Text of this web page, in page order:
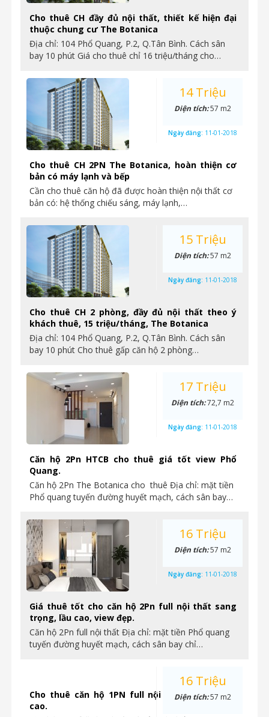
Cho thuê CH đầy đủ nội thất, thiết kế hiện đại
thuộc chung cư The Botanica
Địa chỉ: 104 Phổ Quang, P.2, Q.Tân Bình. Cách sân
bay 10 phút Giá cho thuê chỉ 16 triệu/tháng cho…
Cho thuê CH 2PN The Botanica, hoàn thiện cơ
bản có máy lạnh và bếp
Cần cho thuê căn hộ đã được hoàn thiện nội thất cơ
bản có: hệ thống chiếu sáng, máy lạnh,…
14 Triệu
Diện tích:57 m2
Ngày đăng: 11-01-2018
Cho thuê CH 2 phòng, đầy đủ nội thất theo ý
khách thuê, 15 triệu/tháng, The Botanica
Địa chỉ: 104 Phổ Quang, P.2, Q.Tân Bình. Cách sân
bay 10 phút Cho thuê gấp căn hộ 2 phòng…
15 Triệu
Diện tích:57 m2
Ngày đăng: 11-01-2018
Căn hộ 2Pn HTCB cho thuê giá tốt view Phổ
Quang.
Căn hộ 2Pn The Botanica cho thuê Địa chỉ: mặt tiền
Phổ quang tuyến đường huyết mạch, cách sân bay…
17 Triệu
Diện tích:72,7 m2
Ngày đăng: 11-01-2018
Giá thuê tốt cho căn hộ 2Pn full nội thất sang
trọng, lầu cao, view đẹp.
Căn hộ 2Pn full nội thất Địa chỉ: mặt tiền Phổ quang
tuyến đường huyết mạch, cách sân bay chỉ…
16 Triệu
Diện tích:57 m2
Ngày đăng: 11-01-2018
Cho thuê căn hộ 1PN full nội thất giá tốt lầu
cao.
16 Triệu
Diện tích:57 m2